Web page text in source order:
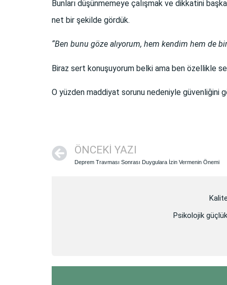
Bunları düşünmemeye çalışmak ve dikkatini
net bir şekilde gördük.
“Ben bunu göze alıyorum, hem kendim hem de
Biraz sert konuşuyorum belki ama ben özellikle
O yüzden maddiyat sorunu nedeniyle güvenliğini
ÖNCEKI YAZI
Deprem Travması Sonrası Duygulara İzin Vermenin Önemi
Psikolojik